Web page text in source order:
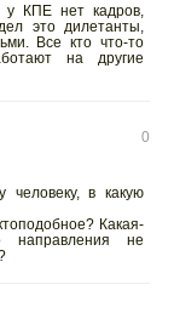
у КПЕ нет кадров,
это дилетанты,
Все кто что-то
на другие
0
человеку, в какую
Какая-
направления не